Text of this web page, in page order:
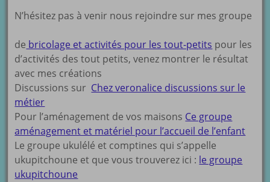
N’hésitez pas à venir nous rejoindre sur mes groupe
de bricolage et activités pour les tout-petits pour les
d’activités des tout petits, venez montrer le résultat
avec mes créations
Discussions sur Chez veronalice discussions sur le
métier
Pour l’aménagement de vos maisons Ce groupe
aménagement et matériel pour l’accueil de l’enfant
Le groupe ukulélé et comptines qui s’appelle
ukupitchoune et que vous trouverez ici : le groupe
ukupitchoune